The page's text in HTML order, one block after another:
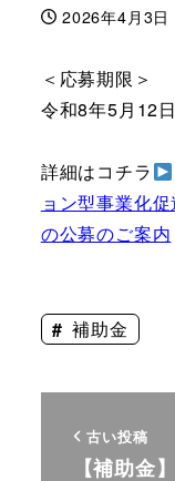
投稿日
2026年4月3日
＜応募期限＞
令和8年5月12
詳細はコチラ
ョン型事業化
の公募のご案内
補助金
古い投稿
【補助金